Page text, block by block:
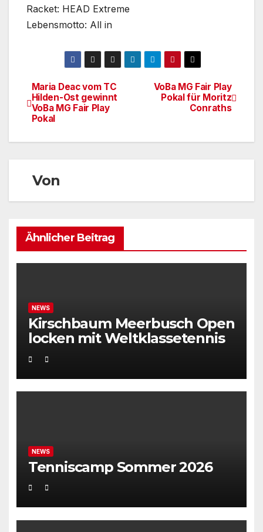
Racket: HEAD Extreme
Lebensmotto: All in
Beitragsnavigation
VoBa MG Fair Play
Pokal für Moritz
Conraths
Maria Deac vom TC
Hilden-Ost gewinnt
VoBa MG Fair Play
Pokal
Von
Ähnlicher Beitrag
NEWS
Kirschbaum Meerbusch Open
locken mit Weltklassetennis
NEWS
Tenniscamp Sommer 2026